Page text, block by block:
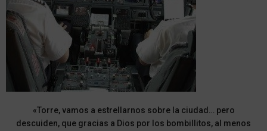
«Torre, vamos a estrellarnos sobre la ciudad… pero
descuiden, que gracias a Dios por los bombillitos, al menos